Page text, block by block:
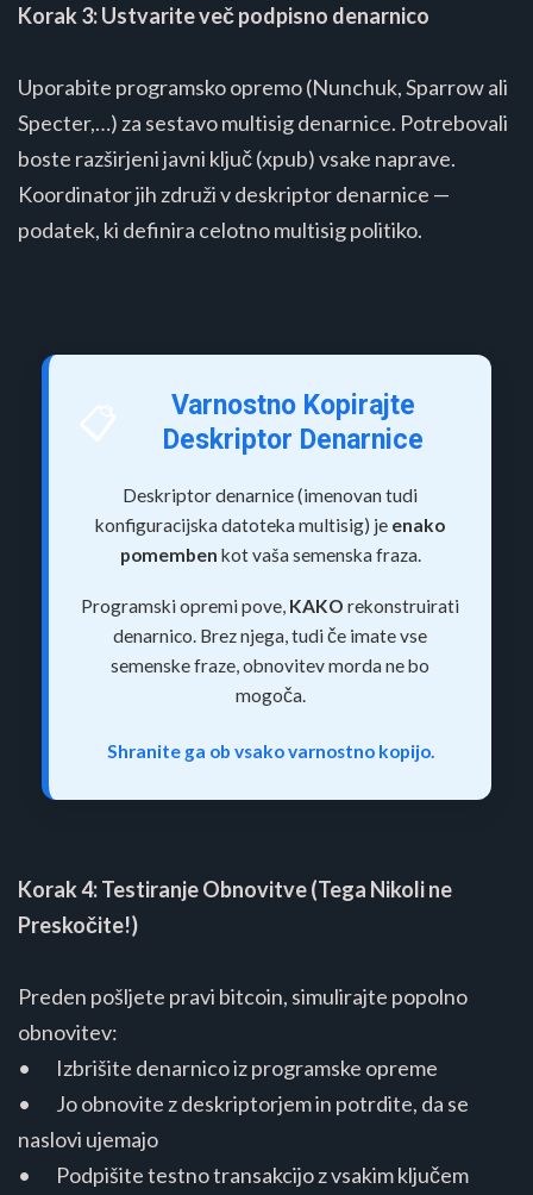
Korak 3: Ustvarite več podpisno denarnico
Uporabite programsko opremo (Nunchuk, Sparrow ali
Specter,…) za sestavo multisig denarnice. Potrebovali
boste razširjeni javni ključ (xpub) vsake naprave.
Koordinator jih združi v deskriptor denarnice —
podatek, ki definira celotno multisig politiko.
Varnostno Kopirajte
Deskriptor Denarnice
Deskriptor denarnice (imenovan tudi
konfiguracijska datoteka multisig) je enako
pomemben kot vaša semenska fraza.
Programski opremi pove, KAKO rekonstruirati
denarnico. Brez njega, tudi če imate vse
semenske fraze, obnovitev morda ne bo
mogoča.
Shranite ga ob vsako varnostno kopijo.
Korak 4: Testiranje Obnovitve (Tega Nikoli ne
Preskočite!)
Preden pošljete pravi bitcoin, simulirajte popolno
obnovitev:
• Izbrišite denarnico iz programske opreme
• Jo obnovite z deskriptorjem in potrdite, da se
naslovi ujemajo
• Podpišite testno transakcijo z vsakim ključem